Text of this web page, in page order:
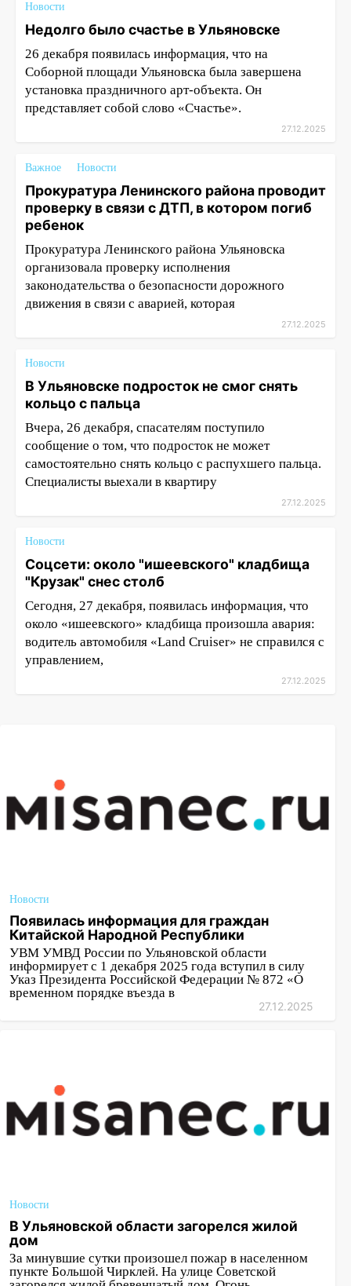
Новости
Недолго было счастье в Ульяновске
26 декабря появилась информация, что на
Соборной площади Ульяновска была завершена
установка праздничного арт-объекта. Он
представляет собой слово «Счастье».
27.12.2025
Важное Новости
Прокуратура Ленинского района проводит
проверку в связи с ДТП, в котором погиб
ребенок
Прокуратура Ленинского района Ульяновска
организовала проверку исполнения
законодательства о безопасности дорожного
движения в связи с аварией, которая
27.12.2025
Новости
В Ульяновске подросток не смог снять
кольцо с пальца
Вчера, 26 декабря, спасателям поступило
сообщение о том, что подросток не может
самостоятельно снять кольцо с распухшего пальца.
Специалисты выехали в квартиру
27.12.2025
Новости
Соцсети: около "ишеевского" кладбища
"Крузак" снес столб
Сегодня, 27 декабря, появилась информация, что
около «ишеевского» кладбища произошла авария:
водитель автомобиля «Land Cruiser» не справился с
управлением,
27.12.2025
Новости
Появилась информация для граждан
Китайской Народной Республики
УВМ УМВД России по Ульяновской области
информирует с 1 декабря 2025 года вступил в силу
Указ Президента Российской Федерации № 872 «О
временном порядке въезда в
27.12.2025
Новости
В Ульяновской области загорелся жилой
дом
За минувшие сутки произошел пожар в населенном
пункте Большой Чирклей. На улице Советской